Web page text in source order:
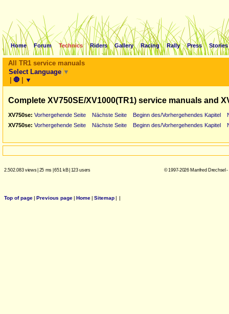
Home Forum Technics Riders Gallery Racing Rally Press Stories
All TR1 service manuals
Select Language ▼
| 🛑 | ▼
Complete XV750SE/XV1000(TR1) service manuals and
XV750se: Vorhergehende Seite Nächste Seite Beginn des/Vorhergehendes Kapitel
XV750se: Vorhergehende Seite Nächste Seite Beginn des/Vorhergehendes Kapitel
2.502.083 views| 25 ms |651 kB| 123 users © 1997-2026 Manfred Drechsel
Top of page| Previous page| Home| Sitemap| |